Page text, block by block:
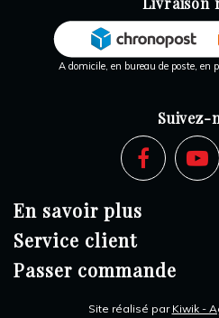
A domicile, en bureau de poste, en
Suivez-
En savoir plus
Service client
Passer commande
Site réalisé par Kiwik -